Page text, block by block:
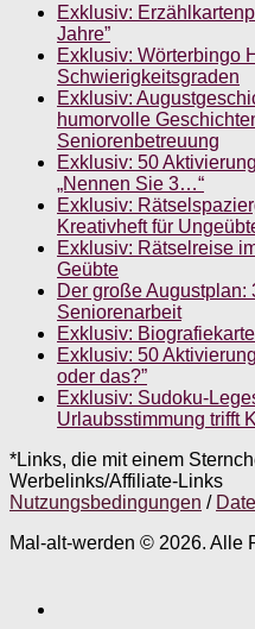
Exklusiv:
Jahre”
Exklusiv: Wörterbingo
Schwierigkeitsgraden
Exklusiv:
humorvolle
Seniorenbetreuung
Exklusiv: 50
„Nennen Sie 3…“
Exklusiv:
Kreativheft für
Exklusiv: Rätselreise
Geübte
Der große Augustplan:
Seniorenarbeit
Exklusiv:
Exklusiv: 50
oder das?”
Exklusiv: Sudoku-
Urlaubsstimmung trifft
*Links, die mit einem
Werbelinks/Affiliate-Links
Nutzungsbedingungen /
Mal-alt-werden © 2026. Alle